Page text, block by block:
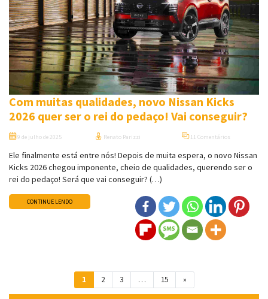
Com muitas qualidades, novo Nissan Kicks
2026 quer ser o rei do pedaço! Vai conseguir?
9 de julho de 2025 Renato Parizzi 11 Comentários
Ele finalmente está entre nós! Depois de muita espera, o novo Nissan
Kicks 2026 chegou imponente, cheio de qualidades, querendo ser o
rei do pedaço! Será que vai conseguir? (…)
CONTINUE LENDO
Navegação entre posts
1 2 3 … 15 »